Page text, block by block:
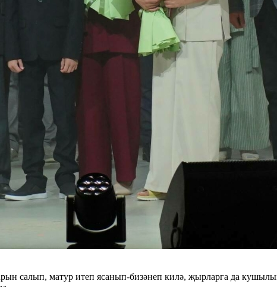
салып, матур итеп ясанып-бизәнеп килә, җырларга да